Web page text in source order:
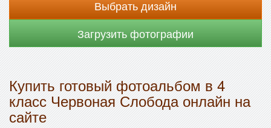
Выбрать дизайн
Загрузить фотографии
Купить готовый фотоальбом в 4
класс Червоная Слобода онлайн на
сайте